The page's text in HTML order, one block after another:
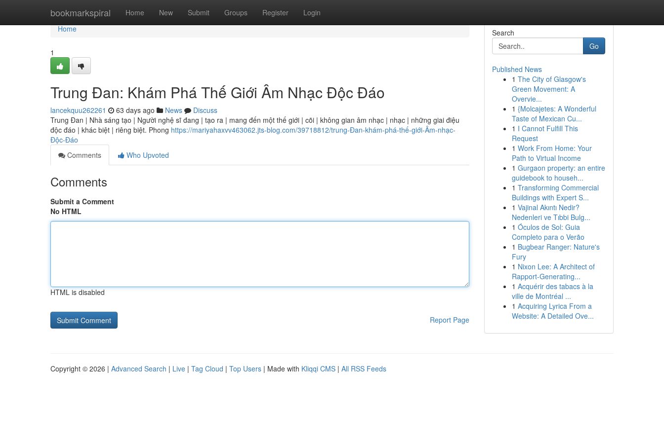
bookmarkspiral Home New Submit Groups Register Login
Home
Home
1
Trung Đan: Khám Phá Thế Giới Âm Nhạc Độc Đáo
lancekquu262261 63 days ago News
Discuss
Trung Đan | Nhà sáng tạo | Người nghệ sĩ đang | tạo ra | mang đến một thế giới | cõi | không gian âm nhạc | nhạc | những giai điệu
độc đáo | khác biệt | riêng biệt. Phong https://mariyahaxvv463062.jts-blog.com/39718812/trung-Đan-khám-phá-thế-giới-Âm-nhạc-
Độc-Đáo
Comments
Who Upvoted
Comments
Submit a Comment
No HTML
HTML is disabled
Report Page
Search
Go
Published News
1 The City of Glasgow's
Green Movement: A
Overvie...
1 {Molcajetes: A Wonderful
Taste of Mexican Cu...
1 I Cannot Fulfill This
Request
1 Work From Home: Your
Path to Virtual Income
1 Gurgaon property: an entire
guidebook to househ...
1 Transforming Commercial
Buildings with Expert S...
1 Vajinal Akıntı Nedir?
Nedenleri ve Tıbbi Bulg...
1 Óculos de Sol: Guia
Completo para o Verão
1 Bugbear Ranger: Nature's
Fury
1 Nixon Lee: A Architect of
Rapport-Generating...
1 Acquérir des tabacs à la
ville de Montréal ...
1 Acquiring Lyrica From a
Website: A Detailed Ove...
Copyright © 2026 | Advanced Search | Live | Tag Cloud | Top Users | Made with Kliqqi CMS | All RSS Feeds